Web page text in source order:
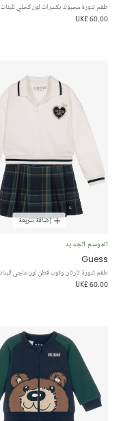
طقم تنورة محبوك بكسرات لون كحلي للبنات
UK£ 60.00
إضافة سريعة
الموسم الجديد
Guess
طقم تنورة تارتان وتوب قطن لون عاجي
UK£ 60.00